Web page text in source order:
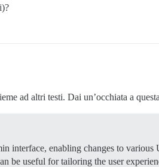
ad altri testi. Dai un’occhiata a
interface, enabling changes to various
be useful for tailoring the user